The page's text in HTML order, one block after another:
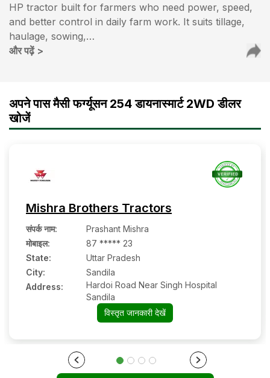
HP tractor built for farmers who need power, speed,
and better control in daily farm work. It suits tillage,
haulage, sowing,…
और पढ़ें>
अपने पास मैसी फर्ग्यूसन 254 डायनास्मार्ट 2WD डीलर
खोजें
Mishra Brothers Tractors
संपर्क नाम:
Prashant Mishra
मोबाइल:
87 ***** 23
State:
Uttar Pradesh
City:
Sandila
Address:
Hardoi Road Near Singh Hospital
Sandila
विस्तृत जानकारी देखें